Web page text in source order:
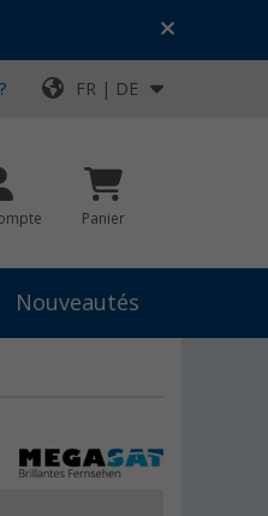
FR | DE
Panier
Nouveautés